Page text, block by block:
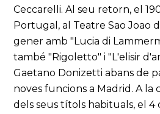
Ceccarelli. Al seu retorn, el
Portugal, al Teatre Sao Joao
gener amb "Lucia di
també "Rigoletto" i "L'elisir
Gaetano Donizetti abans de
noves funcions a Madrid. A la
dels seus títols habituals, el 4